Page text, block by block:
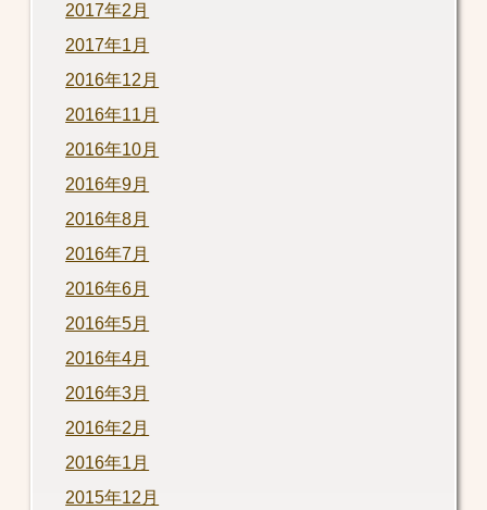
2017年2月
2017年1月
2016年12月
2016年11月
2016年10月
2016年9月
2016年8月
2016年7月
2016年6月
2016年5月
2016年4月
2016年3月
2016年2月
2016年1月
2015年12月